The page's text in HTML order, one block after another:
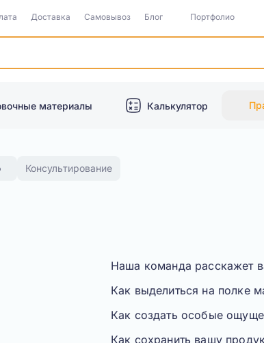
Доставка Самовывоз Блог Портфолио
материалы Калькулятор
Консультирование
Наша команда расскажет
Как выделиться на полке
Как создать особые
Как сохранить вашу